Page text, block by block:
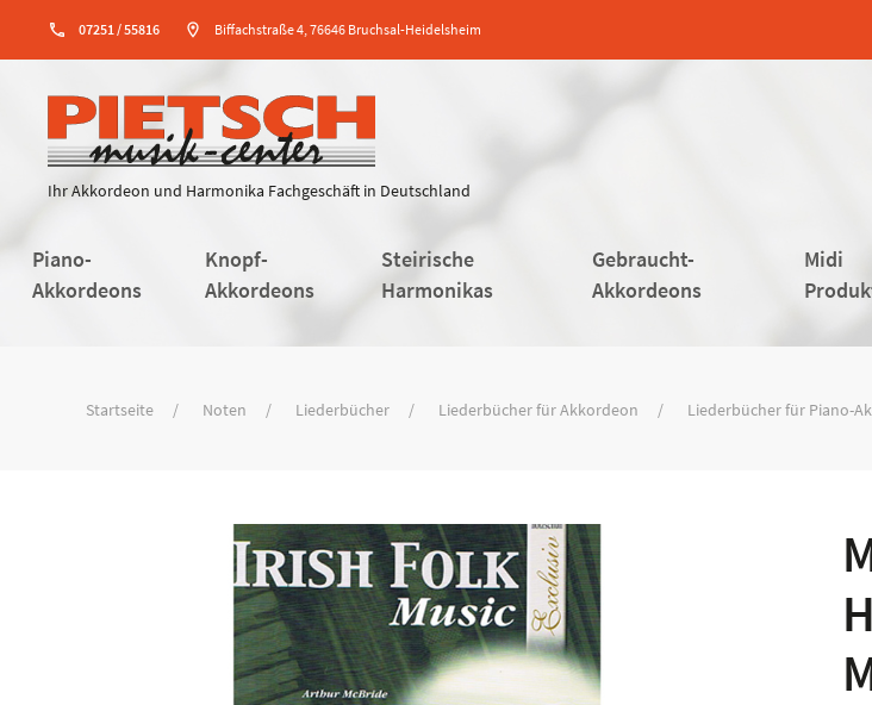
phone 07251 / 55816 location_on Biffachstraße 4, 76646 Bruchsal-Heidelsheim
Ihr Akkordeon und Harmonika Fachgeschäft in Deutschland
Piano-
Akkordeons
Knopf-
Akkordeons
Steirische
Harmonikas
Gebraucht-
Akkordeons
Midi
Startseite Noten Liederbücher Liederbücher für Akkordeon Liederbücher für Piano-